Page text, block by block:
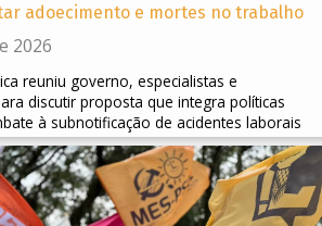
adoecimento e mortes no trabalho
2026
reuniu governo, especialistas e
discutir proposta que integra políticas
à subnotificação de acidentes laborais